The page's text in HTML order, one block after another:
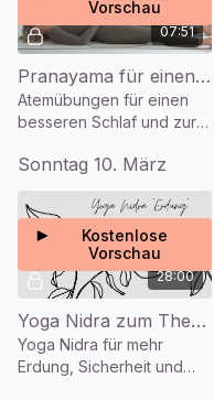
07:51
Vorschau
Pranayama für einen besseren Schlaf (8 Min.)
Atemübungen für einen
besseren Schlaf und zur
Sonntag 10. März
28:00
Kostenlose
Vorschau
Yoga Nidra zum Thema "Erdung" (28 Min.)
Yoga Nidra für mehr
Erdung, Sicherheit und